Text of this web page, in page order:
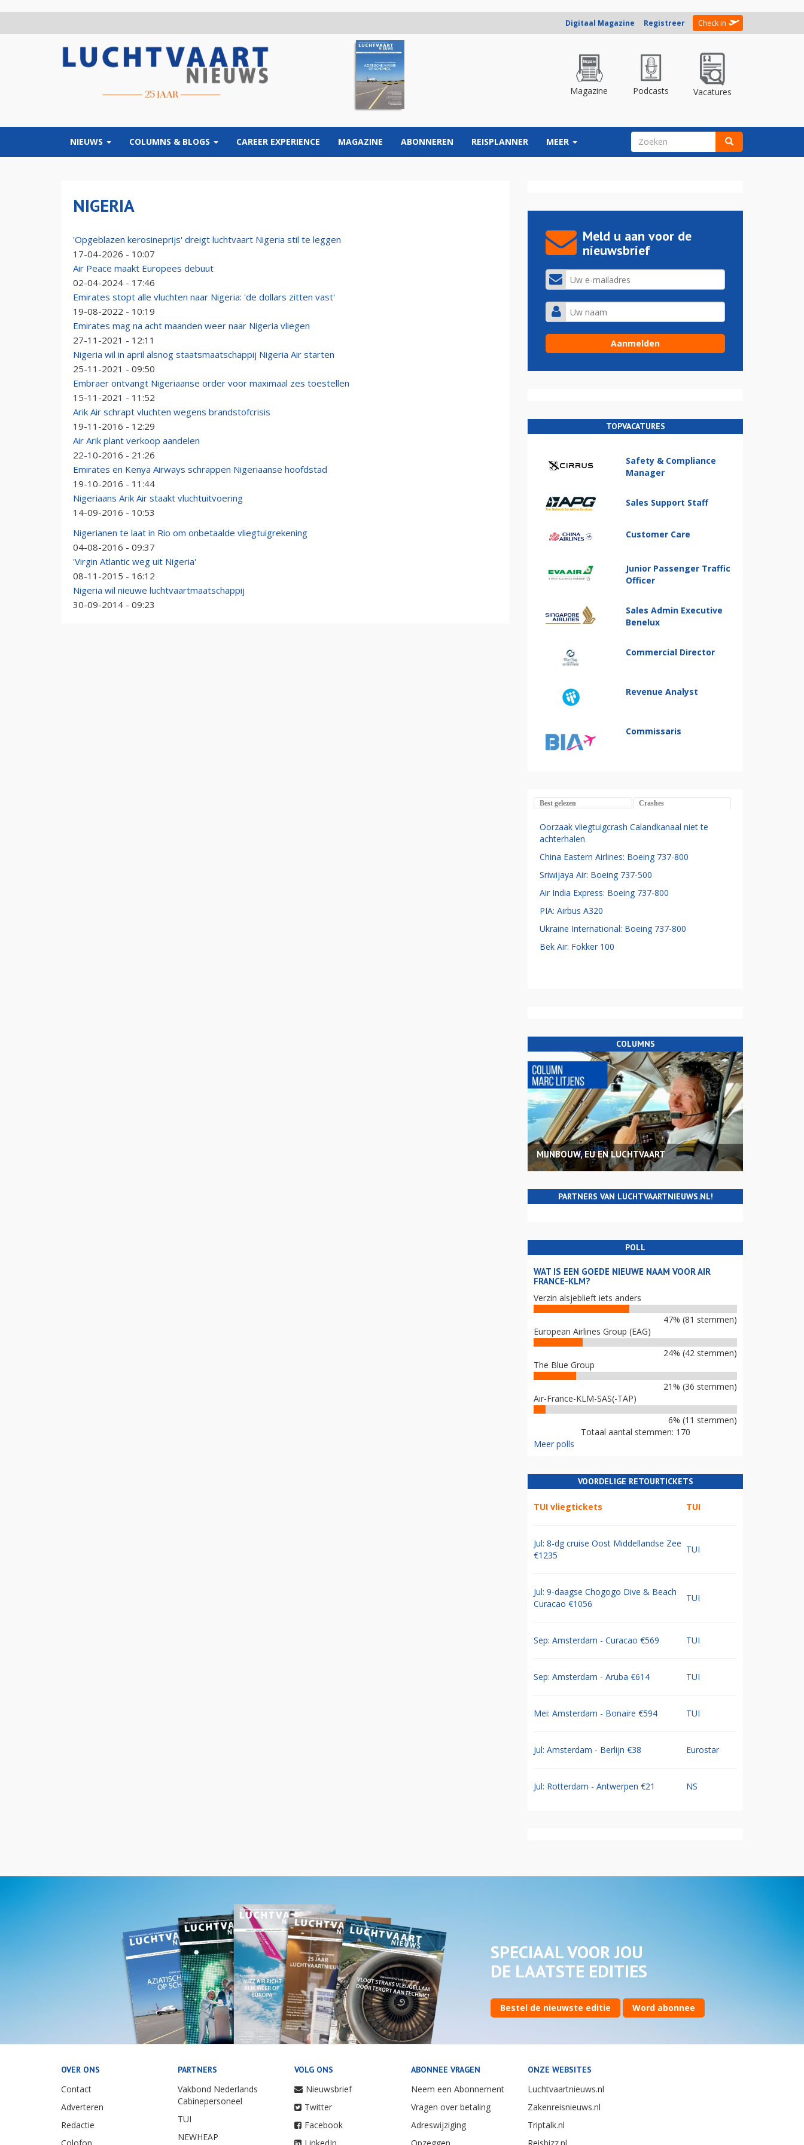
Digitaal Magazine Registreer Check in
Magazine Podcasts Vacatures
NIEUWS COLUMNS & BLOGS CAREER EXPERIENCE MAGAZINE ABONNEREN REISPLANNER MEER ZOEKVELD
NIGERIA
'Opgeblazen kerosineprijs' dreigt luchtvaart Nigeria stil te leggen
17-04-2026 - 10:07
Air Peace maakt Europees debuut
02-04-2024 - 17:46
Emirates stopt alle vluchten naar Nigeria: 'de dollars zitten vast'
19-08-2022 - 10:19
Emirates mag na acht maanden weer naar Nigeria vliegen
27-11-2021 - 12:11
Nigeria wil in april alsnog staatsmaatschappij Nigeria Air starten
25-11-2021 - 09:50
Embraer ontvangt Nigeriaanse order voor maximaal zes toestellen
15-11-2021 - 11:52
Arik Air schrapt vluchten wegens brandstofcrisis
19-11-2016 - 12:29
Air Arik plant verkoop aandelen
22-10-2016 - 21:26
Emirates en Kenya Airways schrappen Nigeriaanse hoofdstad
19-10-2016 - 11:44
Nigeriaans Arik Air staakt vluchtuitvoering
14-09-2016 - 10:53
Nigerianen te laat in Rio om onbetaalde vliegtuigrekening
04-08-2016 - 09:37
'Virgin Atlantic weg uit Nigeria'
08-11-2015 - 16:12
Nigeria wil nieuwe luchtvaartmaatschappij
30-09-2014 - 09:23
Meld u aan voor de
nieuwsbrief
TOPVACATURES
Safety & Compliance
Manager
Sales Support Staff
Customer Care
Junior Passenger Traffic
Officer
Sales Admin Executive
Benelux
Commercial Director
Revenue Analyst
Commissaris
Best gelezen Crashes
Oorzaak vliegtuigcrash Calandkanaal niet te
achterhalen
China Eastern Airlines: Boeing 737-800
Sriwijaya Air: Boeing 737-500
Air India Express: Boeing 737-800
PIA: Airbus A320
Ukraine International: Boeing 737-800
Bek Air: Fokker 100
COLUMNS
MIJNBOUW, EU EN LUCHTVAART
PARTNERS VAN LUCHTVAARTNIEUWS.NL!
POLL
WAT IS EEN GOEDE NIEUWE NAAM VOOR AIR
FRANCE-KLM?
Verzin alsjeblieft iets anders
47% (81 stemmen)
European Airlines Group (EAG)
24% (42 stemmen)
The Blue Group
21% (36 stemmen)
Air-France-KLM-SAS(-TAP)
6% (11 stemmen)
Totaal aantal stemmen: 170
Meer polls
VOORDELIGE RETOURTICKETS
TUI vliegtickets TUI
Jul: 8-dg cruise Oost Middellandse Zee
€1235
TUI
Jul: 9-daagse Chogogo Dive & Beach
Curacao €1056
TUI
Sep: Amsterdam - Curacao €569 TUI
Sep: Amsterdam - Aruba €614 TUI
Mei: Amsterdam - Bonaire €594 TUI
Jul: Amsterdam - Berlijn €38 Eurostar
Jul: Rotterdam - Antwerpen €21 NS
SPECIAAL VOOR JOU
DE LAATSTE EDITIES
Bestel de nieuwste editie Word abonnee
OVER ONS
Contact
Adverteren
Redactie
PARTNERS
Vakbond Nederlands
Cabinepersoneel
TUI
NEWHEAP
VOLG ONS
Nieuwsbrief
Twitter
Facebook
ABONNEE VRAGEN
Neem een Abonnement
Vragen over betaling
Adreswijziging
ONZE WEBSITES
Luchtvaartnieuws.nl
Zakenreisnieuws.nl
Triptalk.nl